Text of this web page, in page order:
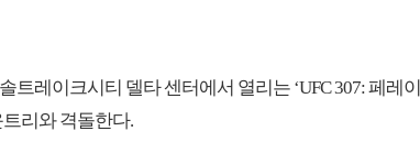
레이크시티 델타 센터에서 열리는 ‘UFC 307: 페레이
리와 격돌한다.